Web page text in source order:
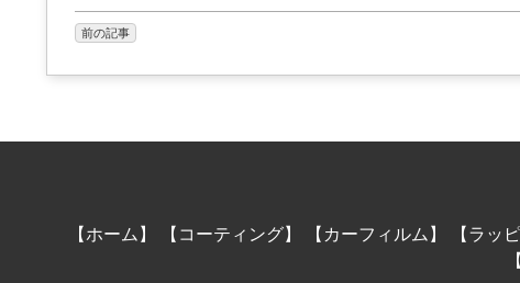
前の記事
【ホーム】 【コーティング】 【カーフィルム】 【ラッ